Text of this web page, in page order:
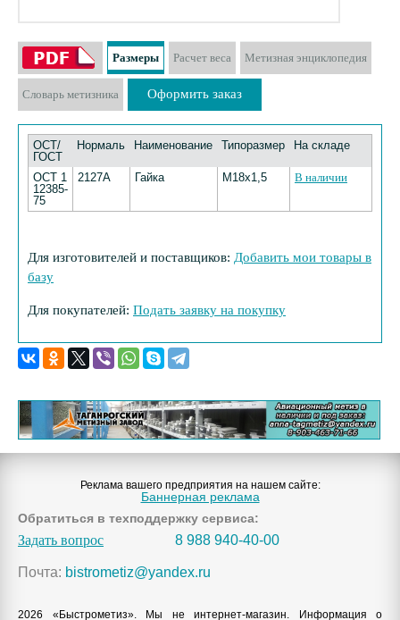
Размеры Расчет веса Метизная энциклопедия
Словарь метизника Оформить заказ
ОСТ/
ГОСТ
Нормаль Наименование Типоразмер На складе
ОСТ 1
12385-
75
2127А Гайка М18х1,5 В наличии
Для изготовителей и поставщиков: Добавить мои товары в
базу
Для покупателей: Подать заявку на покупку
Реклама вашего предприятия на нашем сайте:
Баннерная реклама
Обратиться в техподдержку сервиса:
Задать вопрос 8 988 940-40-00
Почта: bistrometiz@yandex.ru
2026 «Быстрометиз». Мы не интернет-магазин. Информация о